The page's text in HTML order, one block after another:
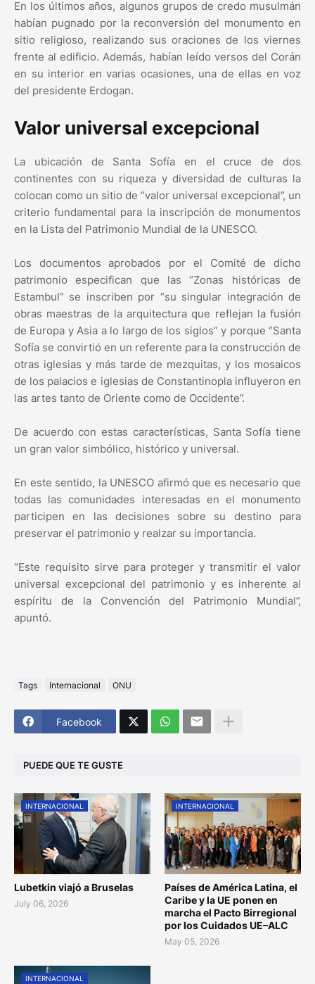
En los últimos años, algunos grupos de credo musulmán
habían pugnado por la reconversión del monumento en
sitio religioso, realizando sus oraciones de los viernes
frente al edificio. Además, habían leído versos del Corán
en su interior en varias ocasiones, una de ellas en voz
del presidente Erdogan.
Valor universal excepcional
La ubicación de Santa Sofía en el cruce de dos
continentes con su riqueza y diversidad de culturas la
colocan como un sitio de “valor universal excepcional”, un
criterio fundamental para la inscripción de monumentos
en la Lista del Patrimonio Mundial de la UNESCO.
Los documentos aprobados por el Comité de dicho
patrimonio especifican que las “Zonas históricas de
Estambul” se inscriben por “su singular integración de
obras maestras de la arquitectura que reflejan la fusión
de Europa y Asia a lo largo de los siglos” y porque “Santa
Sofía se convirtió en un referente para la construcción de
otras iglesias y más tarde de mezquitas, y los mosaicos
de los palacios e iglesias de Constantinopla influyeron en
las artes tanto de Oriente como de Occidente”.
De acuerdo con estas características, Santa Sofía tiene
un gran valor simbólico, histórico y universal.
En este sentido, la UNESCO afirmó que es necesario que
todas las comunidades interesadas en el monumento
participen en las decisiones sobre su destino para
preservar el patrimonio y realzar su importancia.
“Este requisito sirve para proteger y transmitir el valor
universal excepcional del patrimonio y es inherente al
espíritu de la Convención del Patrimonio Mundial”,
apuntó.
Tags Internacional ONU
Facebook
PUEDE QUE TE GUSTE
INTERNACIONAL
Lubetkin viajó a Bruselas
July 06, 2026
INTERNACIONAL
Países de América Latina, el
Caribe y la UE ponen en
marcha el Pacto Birregional
por los Cuidados UE–ALC
May 05, 2026
INTERNACIONAL